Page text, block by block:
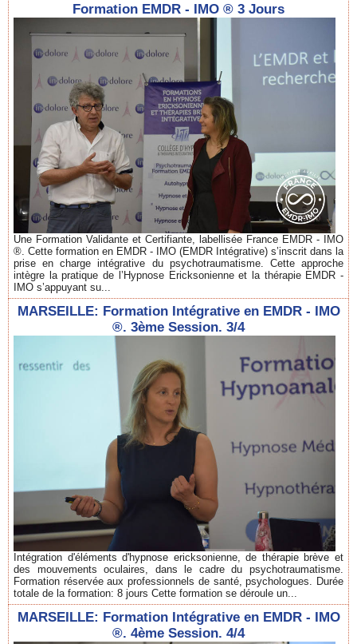
Formation EMDR - IMO ® 3 Jours
Une Formation Validante et Certifiante, labellisée France EMDR - IMO
®. Cette formation en EMDR - IMO (EMDR Intégrative) s’inscrit dans la
prise en charge intégrative du psychotraumatisme. Cette approche
intègre la pratique de l’Hypnose Ericksonienne et la thérapie EMDR -
IMO s’appuyant su...
MARSEILLE: Formation Intégrative en EMDR - IMO
®. 3ème Session. 3/4
Intégration d'éléments d'hypnose ericksonienne, de thérapie brève et
des mouvements oculaires, dans le cadre du psychotraumatisme.
Formation réservée aux professionnels de santé, psychologues. Durée
totale de la formation: 8 jours Cette formation se déroule un...
MARSEILLE: Formation Intégrative en EMDR - IMO
®. 4ème Session. 4/4